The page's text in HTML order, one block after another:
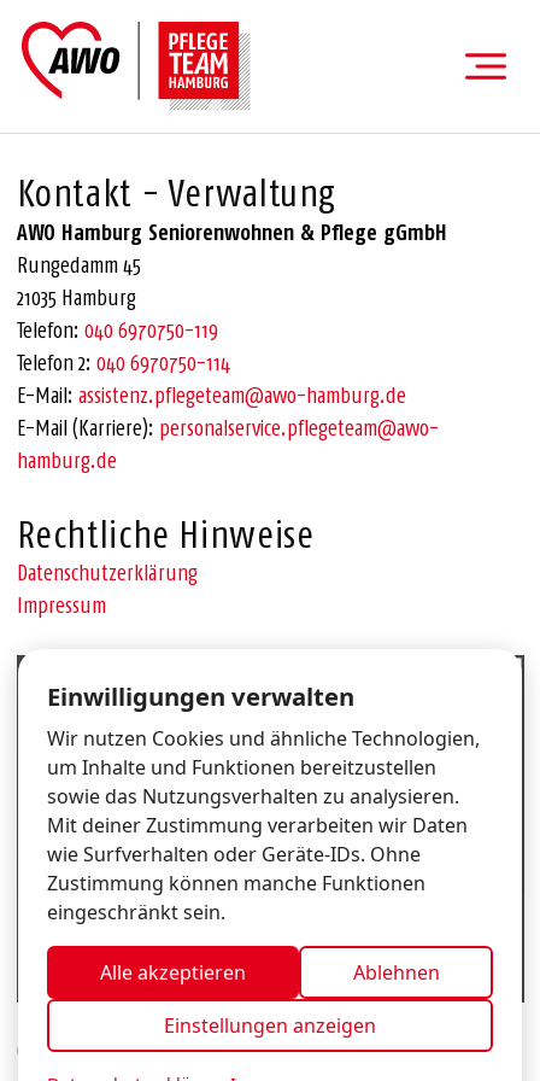
Kontakt - Verwaltung
AWO Hamburg Seniorenwohnen & Pflege gGmbH
Rungedamm 45
21035 Hamburg
Telefon: 040 6970750-119
Telefon 2: 040 6970750-114
E-Mail: assistenz.pflegeteam@awo-hamburg.de
E-Mail (Karriere): personalservice.pflegeteam@awo-
hamburg.de
Rechtliche Hinweise
Datenschutzerklärung
Impressum
Copyright 2026 AWO Pflegeteam Hamburg.
Cookie-Einstellungen
Einwilligungen verwalten
Wir nutzen Cookies und ähnliche Technologien,
um Inhalte und Funktionen bereitzustellen
sowie das Nutzungsverhalten zu analysieren.
Mit deiner Zustimmung verarbeiten wir Daten
wie Surfverhalten oder Geräte-IDs. Ohne
Zustimmung können manche Funktionen
eingeschränkt sein.
Alle akzeptieren
Ablehnen
Einstellungen anzeigen